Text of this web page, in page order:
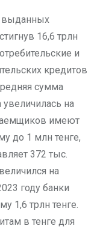
выданных
16,6 трлн
и
кредитов
сумма
на
имеют
до 1 млн тенге,
372 тыс.
на
году банки
1,6 трлн тенге.
в тенге для